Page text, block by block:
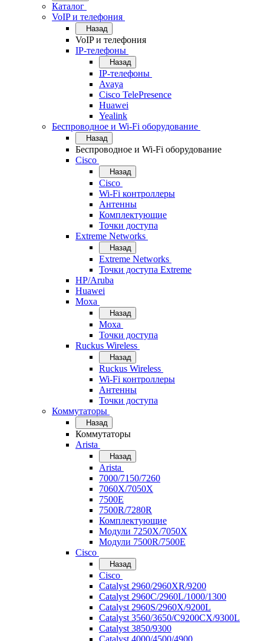
Каталог
VoIP и телефония
Назад
VoIP и телефония
IP-телефоны
Назад
IP-телефоны
Avaya
Cisco TelePresence
Huawei
Yealink
Беспроводное и Wi-Fi оборудование
Назад
Беспроводное и Wi-Fi оборудование
Cisco
Назад
Cisco
Wi-Fi контроллеры
Антенны
Комплектующие
Точки доступа
Extreme Networks
Назад
Extreme Networks
Точки доступа Extreme
HP/Aruba
Huawei
Moxa
Назад
Moxa
Точки доступа
Ruckus Wireless
Назад
Ruckus Wireless
Wi-Fi контроллеры
Антенны
Точки доступа
Коммутаторы
Назад
Коммутаторы
Arista
Назад
Arista
7000/7150/7260
7060X/7050X
7500E
7500R/7280R
Комплектующие
Модули 7250X/7050X
Модули 7500R/7500E
Cisco
Назад
Cisco
Catalyst 2960/2960XR/9200
Catalyst 2960C/2960L/1000/1300
Catalyst 2960S/2960X/9200L
Catalyst 3560/3650/C9200CX/9300L
Catalyst 3850/9300
Catalyst 4000/4500/4900